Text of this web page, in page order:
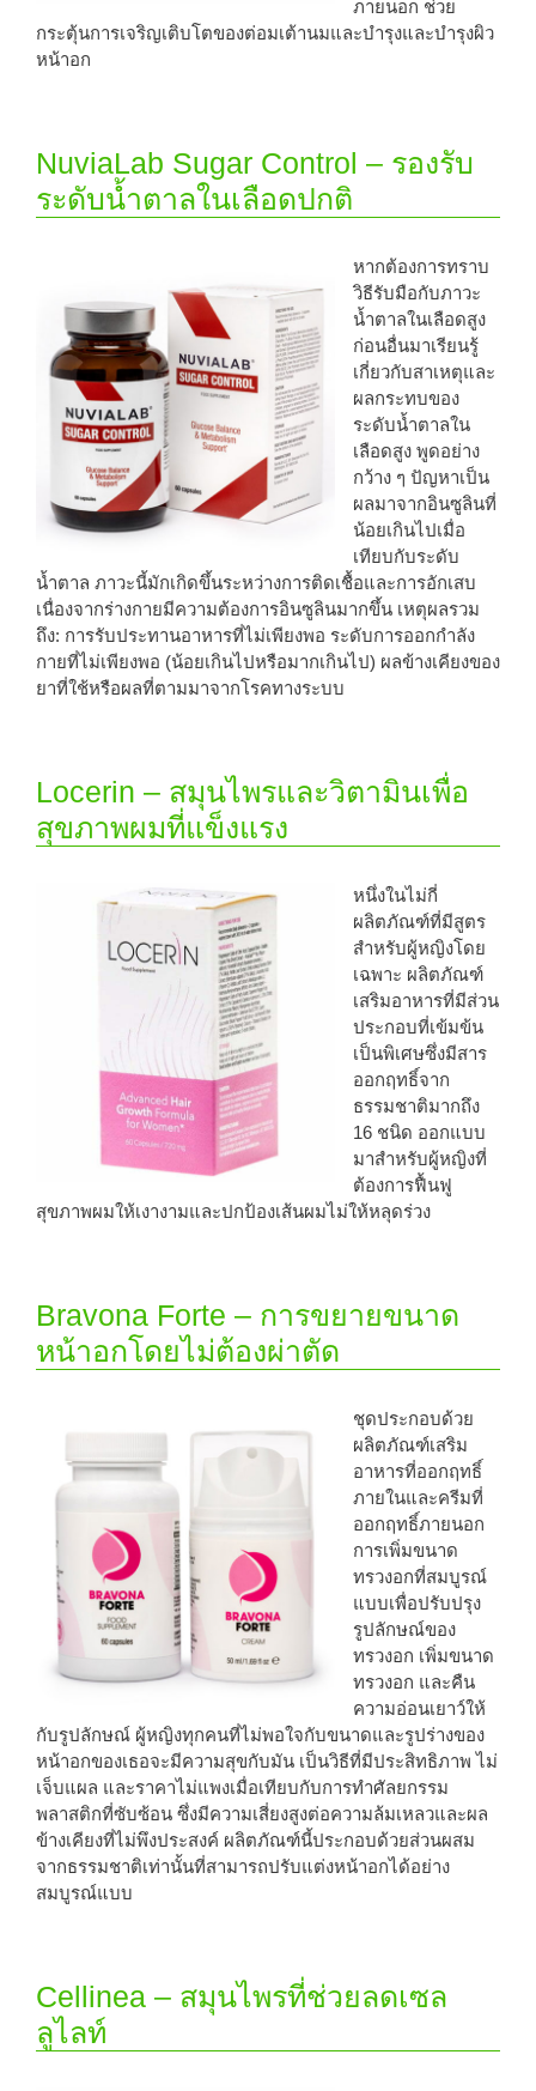
ภายนอก ช่วย
กระตุ้นการเจริญเติบโตของต่อมเต้านมและบำรุงและบำรุงผิว
หน้าอก
NuviaLab Sugar Control – รองรับ
ระดับน้ำตาลในเลือดปกติ
หากต้องการทราบ
วิธีรับมือกับภาวะ
น้ำตาลในเลือดสูง
ก่อนอื่นมาเรียนรู้
เกี่ยวกับสาเหตุและ
ผลกระทบของ
ระดับน้ำตาลใน
เลือดสูง พูดอย่าง
กว้าง ๆ ปัญหาเป็น
ผลมาจากอินซูลินที่
น้อยเกินไปเมื่อ
เทียบกับระดับ
น้ำตาล ภาวะนี้มักเกิดขึ้นระหว่างการติดเชื้อและการอักเสบ
เนื่องจากร่างกายมีความต้องการอินซูลินมากขึ้น เหตุผลรวม
ถึง: การรับประทานอาหารที่ไม่เพียงพอ ระดับการออกกำลัง
กายที่ไม่เพียงพอ (น้อยเกินไปหรือมากเกินไป) ผลข้างเคียงของ
ยาที่ใช้หรือผลที่ตามมาจากโรคทางระบบ
Locerin – สมุนไพรและวิตามินเพื่อ
สุขภาพผมที่แข็งแรง
หนึ่งในไม่กี่
ผลิตภัณฑ์ที่มีสูตร
สำหรับผู้หญิงโดย
เฉพาะ ผลิตภัณฑ์
เสริมอาหารที่มีส่วน
ประกอบที่เข้มข้น
เป็นพิเศษซึ่งมีสาร
ออกฤทธิ์จาก
ธรรมชาติมากถึง
16 ชนิด ออกแบบ
มาสำหรับผู้หญิงที่
ต้องการฟื้นฟู
สุขภาพผมให้เงางามและปกป้องเส้นผมไม่ให้หลุดร่วง
Bravona Forte – การขยายขนาด
หน้าอกโดยไม่ต้องผ่าตัด
ชุดประกอบด้วย
ผลิตภัณฑ์เสริม
อาหารที่ออกฤทธิ์
ภายในและครีมที่
ออกฤทธิ์ภายนอก
การเพิ่มขนาด
ทรวงอกที่สมบูรณ์
แบบเพื่อปรับปรุง
รูปลักษณ์ของ
ทรวงอก เพิ่มขนาด
ทรวงอก และคืน
ความอ่อนเยาว์ให้
กับรูปลักษณ์ ผู้หญิงทุกคนที่ไม่พอใจกับขนาดและรูปร่างของ
หน้าอกของเธอจะมีความสุขกับมัน เป็นวิธีที่มีประสิทธิภาพ ไม่
เจ็บแผล และราคาไม่แพงเมื่อเทียบกับการทำศัลยกรรม
พลาสติกที่ซับซ้อน ซึ่งมีความเสี่ยงสูงต่อความล้มเหลวและผล
ข้างเคียงที่ไม่พึงประสงค์ ผลิตภัณฑ์นี้ประกอบด้วยส่วนผสม
จากธรรมชาติเท่านั้นที่สามารถปรับแต่งหน้าอกได้อย่าง
สมบูรณ์แบบ
Cellinea – สมุนไพรที่ช่วยลดเซล
ลูไลท์